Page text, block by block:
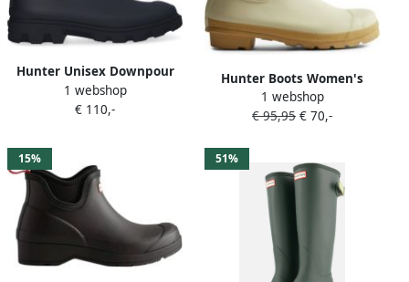
Hunter Unisex Downpour
Chelsea Boots Navy
1 webshop
€ 110,-
Hunter Boots Women's
Original Chelsea
Rubberlaarzen beige
1 webshop
€ 95,95 € 70,-
15% 51%